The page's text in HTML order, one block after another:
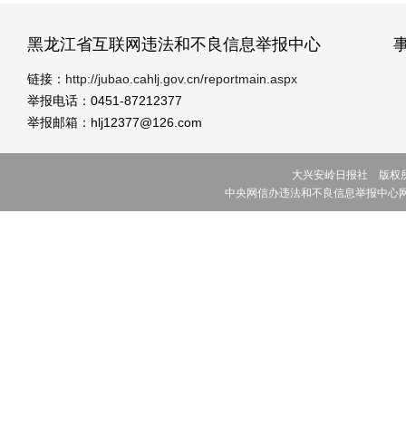
黑龙江省互联网违法和不良信息举报中心
链接： http://jubao.cahlj.gov.cn/reportmain.aspx
举报电话：0451-87212377
举报邮箱：hlj12377@126.com
大兴安岭日报社 版
中央网信办违法和不良信息举报中心